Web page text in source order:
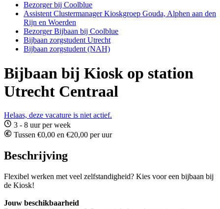
Bezorger bij Coolblue
Assistent Clustermanager Kioskgroep Gouda, Alphen aan den
Rijn en Woerden
Bezorger Bijbaan bij Coolblue
Bijbaan zorgstudent Utrecht
Bijbaan zorgstudent (NAH)
Bijbaan bij Kiosk op station
Utrecht Centraal
Helaas, deze vacature is niet actief.
3 - 8 uur per week
Tussen €0,00 en €20,00 per uur
Beschrijving
Flexibel werken met veel zelfstandigheid? Kies voor een bijbaan bij
de Kiosk!
Jouw beschikbaarheid